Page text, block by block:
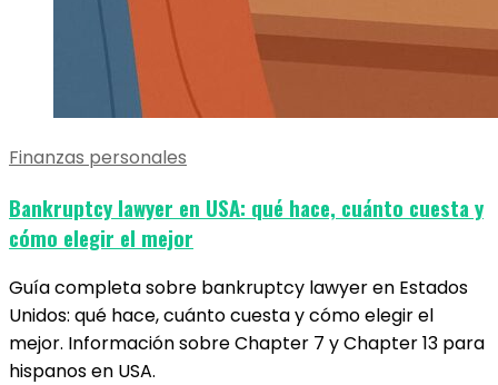
Finanzas personales
Bankruptcy lawyer en USA: qué hace, cuánto cuesta y
cómo elegir el mejor
Guía completa sobre bankruptcy lawyer en Estados
Unidos: qué hace, cuánto cuesta y cómo elegir el
mejor. Información sobre Chapter 7 y Chapter 13 para
hispanos en USA.